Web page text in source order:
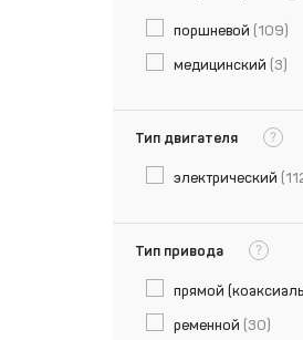
поршневой (109)
медицинский (3)
Тип двигателя ?
электрический
Тип привода ?
прямой
ременной (30)